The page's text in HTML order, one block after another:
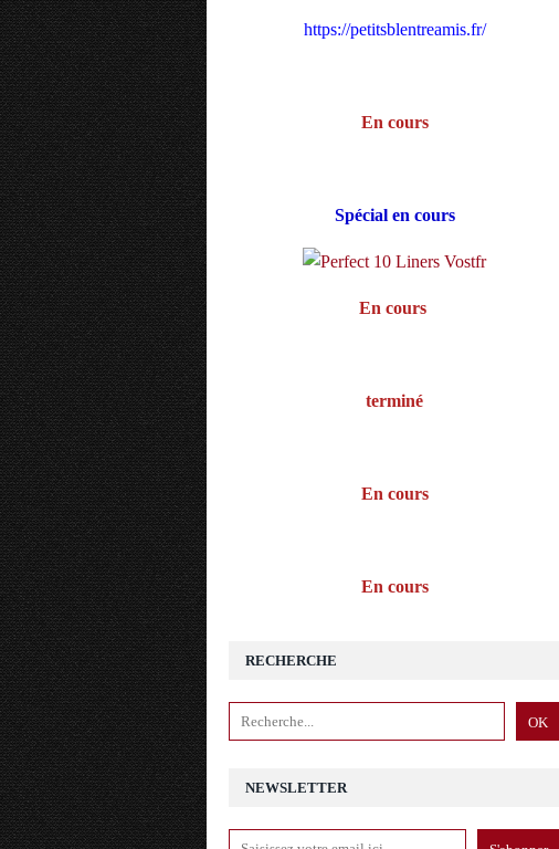
NEWSLETTER
RECHERCHE
https://petitsblentreamis.fr/
En cours
Spécial en cours
En cours
terminé
En cours
En cours